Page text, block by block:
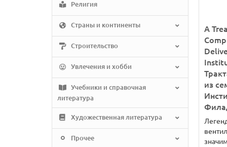
Религия
Страны и континенты
Строительство
Увлечения и хобби
Учебники и справочная
литература
Художественная литература
Прочее
A
из